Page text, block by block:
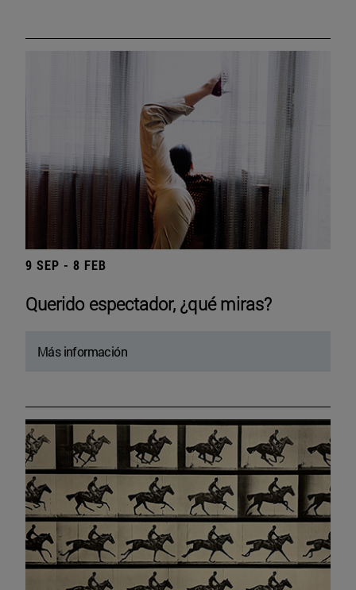
9 SEP - 8 FEB
Querido espectador, ¿qué miras?
Más información